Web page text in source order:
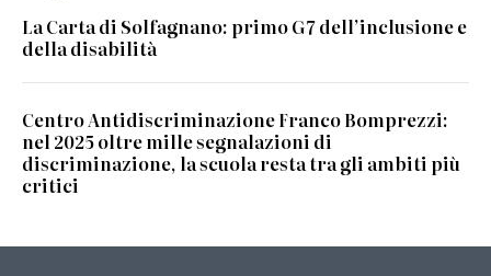
La Carta di Solfagnano: primo G7 dell’inclusione e
della disabilità
Centro Antidiscriminazione Franco Bomprezzi:
nel 2025 oltre mille segnalazioni di
discriminazione, la scuola resta tra gli ambiti più
critici